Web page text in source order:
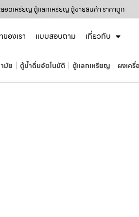
อดเหรียญ ตู้แลกเหรียญ ตู้ขายสินค้า ราคาถูก
องเรา แบบสอบถาม เกี่ยวกับ
มัย ตู้น้ำดื่มอัตโนมัติ ตู้แลกเหรียญ ผงเค